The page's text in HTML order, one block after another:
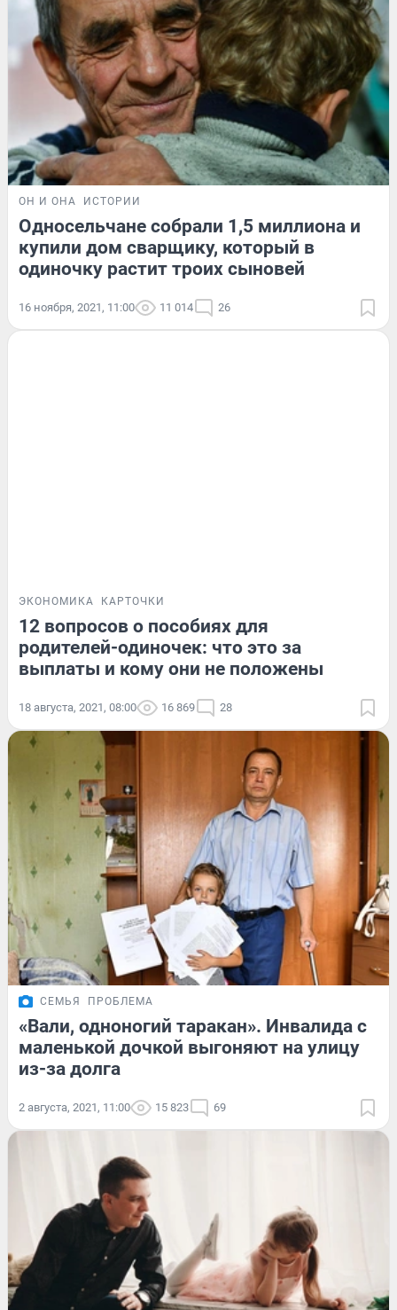
ОН И ОНА ИСТОРИИ
Односельчане собрали 1,5 миллиона и
купили дом сварщику, который в
одиночку растит троих сыновей
16 ноября, 2021, 11:00 11 014 26
ЭКОНОМИКА КАРТОЧКИ
12 вопросов о пособиях для
родителей-одиночек: что это за
выплаты и кому они не положены
18 августа, 2021, 08:00 16 869 28
СЕМЬЯ ПРОБЛЕМА
«Вали, одноногий таракан». Инвалида с
маленькой дочкой выгоняют на улицу
из-за долга
2 августа, 2021, 11:00 15 823 69